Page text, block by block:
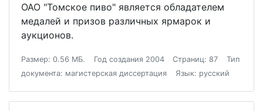
ОАО "Томское пиво" является обладателем
медалей и призов различных ярмарок и
аукционов.
Размер: 0.56 МБ. Год создания 2004 Страниц: 87
Тип
документа: магистерская диссертация
Язык: русский